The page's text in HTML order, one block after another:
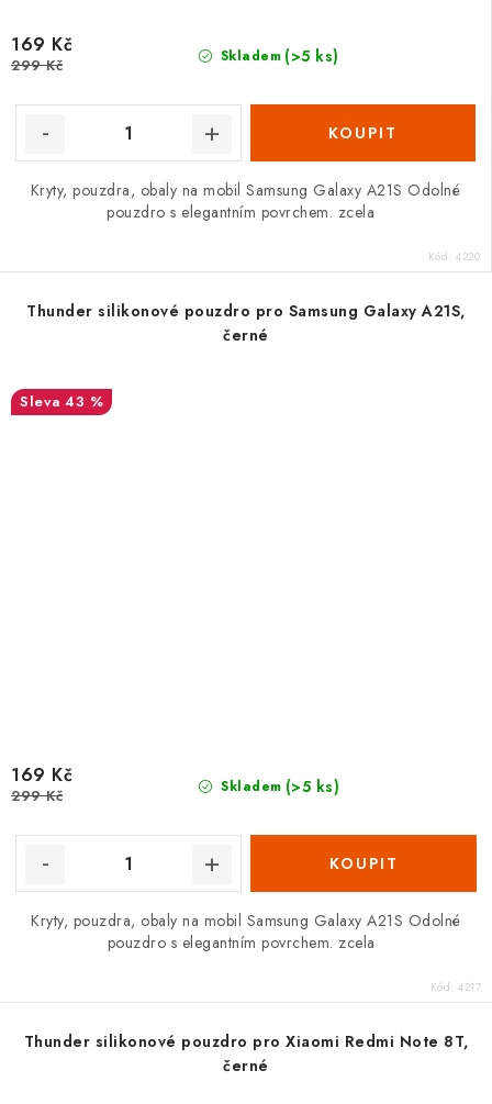
Skladem (>5 ks)
169 Kč
299 Kč
Kryty, pouzdra, obaly na mobil Samsung Galaxy A21S Odolné
pouzdro s elegantním povrchem. zcela
Kód: 4220
Thunder silikonové pouzdro pro Samsung Galaxy A21S,
černé
43 %
Skladem (>5 ks)
169 Kč
299 Kč
Kryty, pouzdra, obaly na mobil Samsung Galaxy A21S Odolné
pouzdro s elegantním povrchem. zcela
Kód: 4217
Thunder silikonové pouzdro pro Xiaomi Redmi Note 8T,
černé